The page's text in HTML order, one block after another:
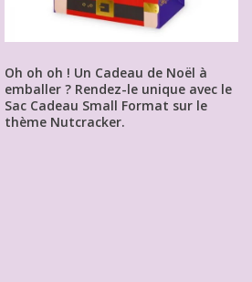
Oh oh oh ! Un Cadeau de Noël à
emballer ? Rendez-le unique avec le
Sac Cadeau Small Format sur le
thème Nutcracker.